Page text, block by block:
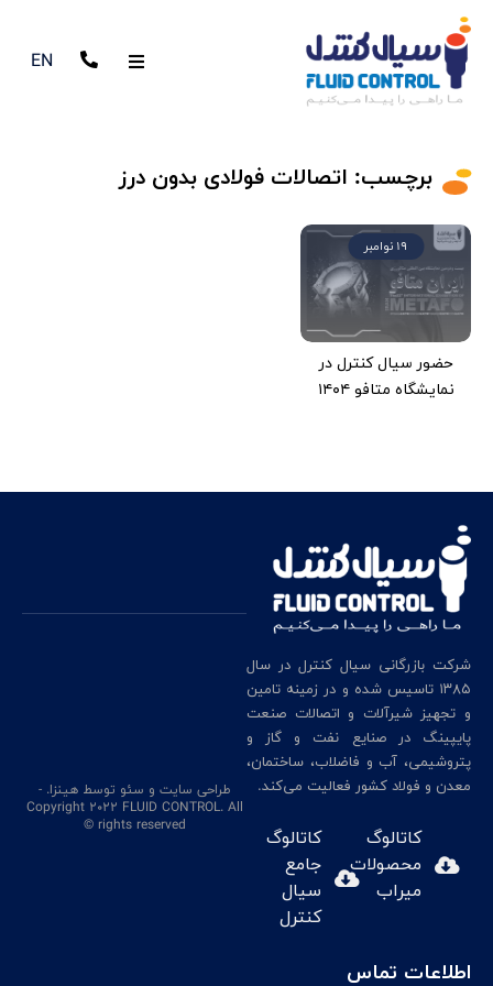
EN
برچسب: اتصالات فولادی بدون درز
19 نوامبر
حضور سیال کنترل در
نمایشگاه متافو ۱۴۰۴
شرکت بازرگانی سیال کنترل در سال
۱۳۸۵ تاسیس شده و در زمینه تامین
و تجهیز شیرآلات و اتصالات صنعت
پایپینگ در صنایع نفت و گاز و
پتروشیمی، آب و فاضلاب، ساختمان،
معدن و فولاد کشور فعالیت می‌کند.
کاتالوگ
محصولات
میراب
کاتالوگ
جامع
سیال
کنترل
اطلاعات تماس
طراحی سایت و سئو توسط هینزا. -
Copyright 2022 FLUID CONTROL. All
rights reserved ©